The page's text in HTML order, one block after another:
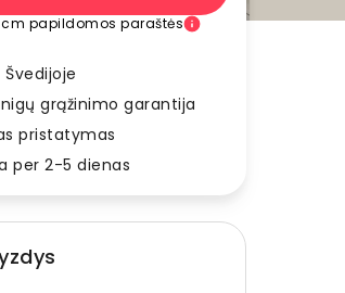
cm papildomos paraštės
grąžinimo garantija
pristatymas
per 2-5 dienas